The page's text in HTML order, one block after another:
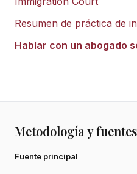
Resumen de práctica de
Hablar con un abogado
Metodología y fuentes
Fuente principal